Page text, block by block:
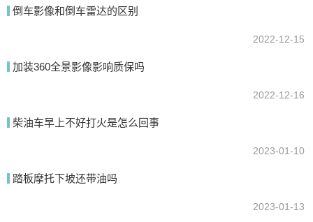
起动及无法正常运转。在低温下，汽车的耗电量会明显大于其他时
倒车影像和倒车雷达的区别
2022-12-15
加装360全景影像影响质保吗
2022-12-16
柴油车早上不好打火是怎么回事
2023-01-10
踏板摩托下坡还带油吗
2023-01-13